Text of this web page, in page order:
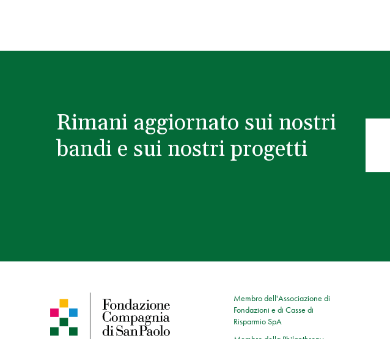
Rimani aggiornato sui nostri
bandi e sui nostri progetti
Membro dell'Associazione di
Fondazioni e di Casse di
Risparmio SpA